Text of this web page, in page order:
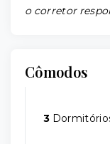
o corretor
Cômodos
3